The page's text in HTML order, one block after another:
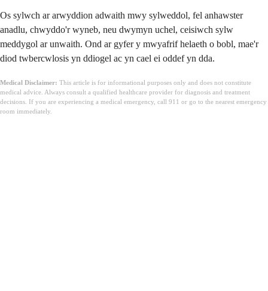
Os sylwch ar arwyddion adwaith mwy sylweddol, fel anhawster
anadlu, chwyddo'r wyneb, neu dwymyn uchel, ceisiwch sylw
meddygol ar unwaith. Ond ar gyfer y mwyafrif helaeth o bobl, mae'r
diod twbercwlosis yn ddiogel ac yn cael ei oddef yn dda.
Medical Disclaimer: This article is for informational purposes only and does not constitute
medical advice. Always consult a qualified healthcare provider for diagnosis and treatment
decisions. If you are experiencing a medical emergency, call 911 or go to the nearest emergency
room immediately.